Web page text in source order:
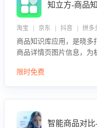
知立方-商品
淘宝 | 京东 | 抖音 | 拼多
商品知识库应用，是晓多
商品详情页图片信息，为
限时免费
智能商品对